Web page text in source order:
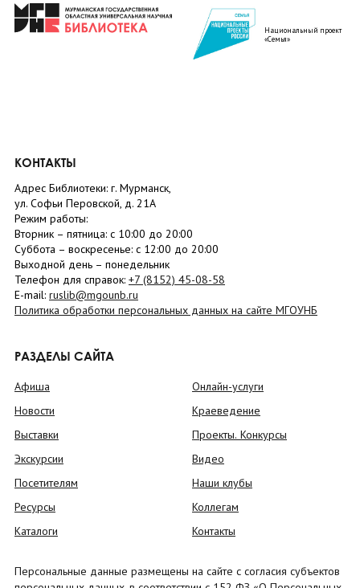
Национальный проект
«Семья»
КОНТАКТЫ
Адрес Библиотеки: г. Мурманск,
ул. Софьи Перовской, д. 21А
Режим работы:
Вторник – пятница: с 10:00 до 20:00
Суббота – воскресенье: c 12:00 до 20:00
Выходной день – понедельник
Телефон для справок: +7 (8152) 45-08-58
E-mail: ruslib@mgounb.ru
Политика обработки персональных данных на сайте МГОУНБ
РАЗДЕЛЫ САЙТА
Афиша
Новости
Выставки
Экскурсии
Посетителям
Ресурсы
Каталоги
Онлайн-услуги
Краеведение
Проекты. Конкурсы
Видео
Наши клубы
Коллегам
Контакты
Персональные данные размещены на сайте с согласия субъектов